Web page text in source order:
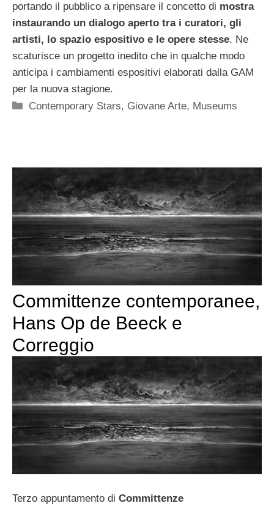
portando il pubblico a ripensare il concetto di mostra
instaurando un dialogo aperto tra i curatori, gli
artisti, lo spazio espositivo e le opere stesse. Ne
scaturisce un progetto inedito che in qualche modo
anticipa i cambiamenti espositivi elaborati dalla GAM
per la nuova stagione.
Categorie
Contemporary Stars, Giovane Arte, Museums
Committenze contemporanee,
Hans Op de Beeck e
Correggio
Terzo appuntamento di Committenze